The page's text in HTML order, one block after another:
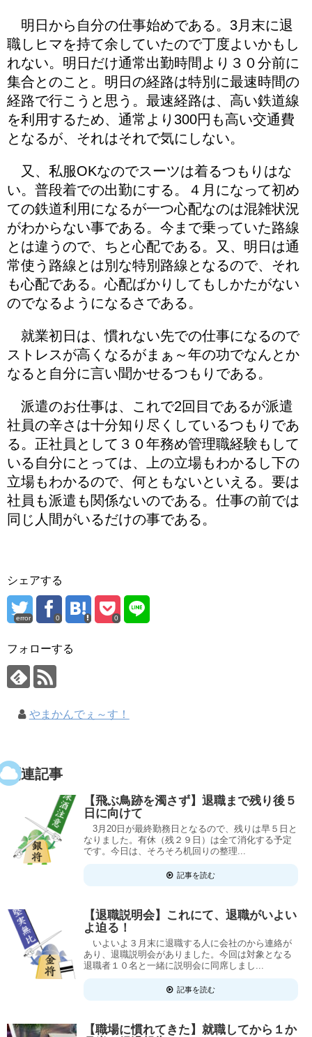
明日から自分の仕事始めである。3月末に退
職しヒマを持て余していたので丁度よいかもし
れない。明日だけ通常出勤時間より３０分前に
集合とのこと。明日の経路は特別に最速時間の
経路で行こうと思う。最速経路は、高い鉄道線
を利用するため、通常より300円も高い交通費
となるが、それはそれで気にしない。
又、私服OKなのでスーツは着るつもりはな
い。普段着での出勤にする。４月になって初め
ての鉄道利用になるが一つ心配なのは混雑状況
がわからない事である。今まで乗っていた路線
とは違うので、ちと心配である。又、明日は通
常使う路線とは別な特別路線となるので、それ
も心配である。心配ばかりしてもしかたがない
のでなるようになるさである。
就業初日は、慣れない先での仕事になるので
ストレスが高くなるがまぁ～年の功でなんとか
なると自分に言い聞かせるつもりである。
派遣のお仕事は、これで2回目であるが派遣
社員の辛さは十分知り尽くしているつもりであ
る。正社員として３０年務め管理職経験もして
いる自分にとっては、上の立場もわかるし下の
立場もわかるので、何ともないといえる。要は
社員も派遣も関係ないのである。仕事の前では
同じ人間がいるだけの事である。
シェアする
error 0 0
フォローする
やまかんでぇ～す！
関連記事
【飛ぶ鳥跡を濁さず】退職まで残り後５
日に向けて
3月20日が最終勤務日となるので、残りは早５日と
なりました。有休（残２９日）は全て消化する予定
です。今日は、そろそろ机回りの整理...
記事を読む
【退職説明会】これにて、退職がいよい
よ迫る！
いよいよ３月末に退職する人に会社のから連絡が
あり、退職説明会がありました。今回は対象となる
退職者１０名と一緒に説明会に同席しまし...
記事を読む
【職場に慣れてきた】就職してから１か